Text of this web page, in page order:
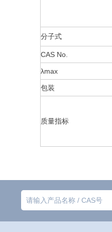
分子式
CAS No.
λmax
包装
质量指标